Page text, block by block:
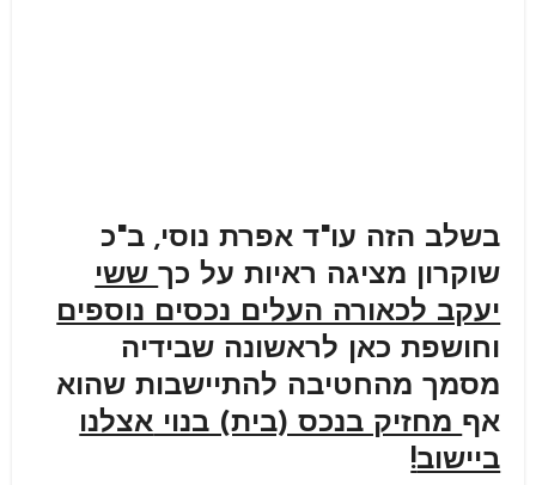
בשלב הזה עו"ד אפרת נוסי, ב"כ
שוקרון מציגה ראיות על כךששי
יעקב לכאורה העלים נכסים נוספים
וחושפת כאן לראשונה שבידיה
מסמך מהחטיבה להתיישבות שהוא
אף מחזיק בנכס (בית) בנוי אצלנו
ביישוב!